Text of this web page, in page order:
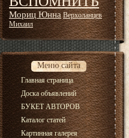
Мориц Юнна Верхоланцев
Михаил
Меню сайта
Главная страница
Доска объявлений
БУКЕТ АВТОРОВ
Каталог статей
Картинная галерея